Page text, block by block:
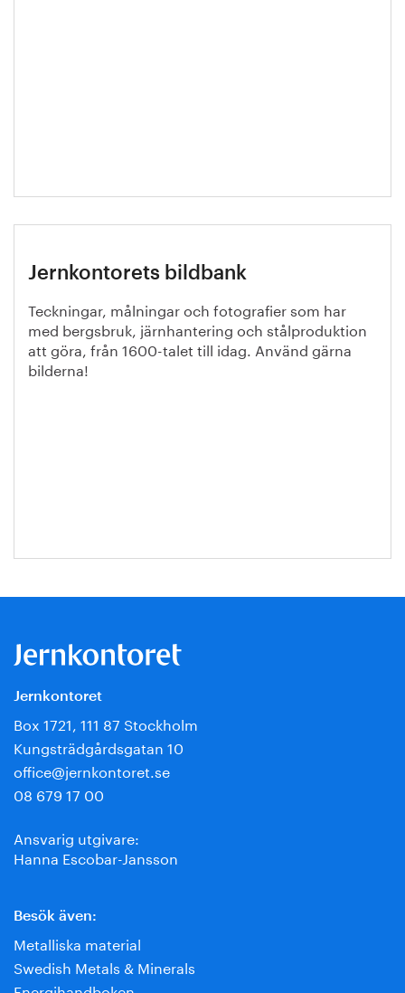
Jernkontorets bildbank
Teckningar, målningar och fotografier som har
med bergsbruk, järnhantering och stålproduktion
att göra, från 1600-talet till idag. Använd gärna
bilderna!
Jernkontoret
Box 1721, 111 87 Stockholm
Kungsträdgårdsgatan 10
office@jernkontoret.se
08 679 17 00
Ansvarig utgivare:
Hanna Escobar-Jansson
Besök även:
Metalliska material
Swedish Metals & Minerals